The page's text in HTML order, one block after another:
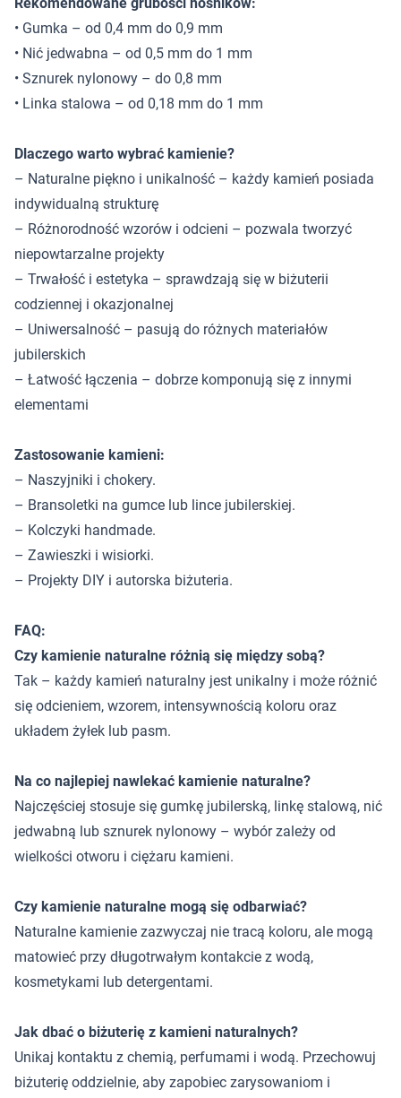
• Gumka – od 0,4 mm do 0,9 mm
• Nić jedwabna – od 0,5 mm do 1 mm
• Sznurek nylonowy – do 0,8 mm
• Linka stalowa – od 0,18 mm do 1 mm
Dlaczego warto wybrać kamienie?
– Naturalne piękno i unikalność – każdy kamień posiada
indywidualną strukturę
– Różnorodność wzorów i odcieni – pozwala tworzyć
niepowtarzalne projekty
– Trwałość i estetyka – sprawdzają się w biżuterii
codziennej i okazjonalnej
– Uniwersalność – pasują do różnych materiałów
jubilerskich
– Łatwość łączenia – dobrze komponują się z innymi
elementami
Zastosowanie kamieni:
– Naszyjniki i chokery.
– Bransoletki na gumce lub lince jubilerskiej.
– Kolczyki handmade.
– Zawieszki i wisiorki.
– Projekty DIY i autorska biżuteria.
FAQ:
Czy kamienie naturalne różnią się między sobą?
Tak – każdy kamień naturalny jest unikalny i może różnić
się odcieniem, wzorem, intensywnością koloru oraz
układem żyłek lub pasm.
Na co najlepiej nawlekać kamienie naturalne?
Najczęściej stosuje się gumkę jubilerską, linkę stalową, nić
jedwabną lub sznurek nylonowy – wybór zależy od
wielkości otworu i ciężaru kamieni.
Czy kamienie naturalne mogą się odbarwiać?
Naturalne kamienie zazwyczaj nie tracą koloru, ale mogą
matowieć przy długotrwałym kontakcie z wodą,
kosmetykami lub detergentami.
Jak dbać o biżuterię z kamieni naturalnych?
Unikaj kontaktu z chemią, perfumami i wodą. Przechowuj
biżuterię oddzielnie, aby zapobiec zarysowaniom i